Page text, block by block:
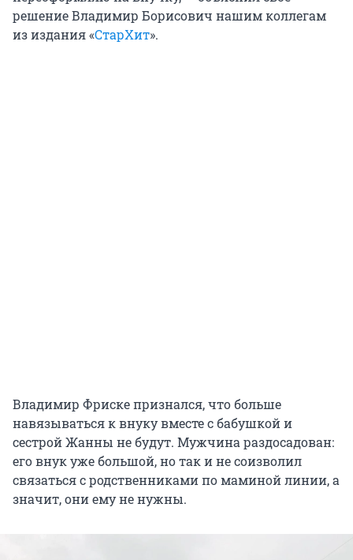
решение Владимир Борисович нашим коллегам
из издания «СтарХит».
Владимир Фриске признался, что больше
навязываться к внуку вместе с бабушкой и
сестрой Жанны не будут. Мужчина раздосадован:
его внук уже большой, но так и не соизволил
связаться с родственниками по маминой линии, а
значит, они ему не нужны.